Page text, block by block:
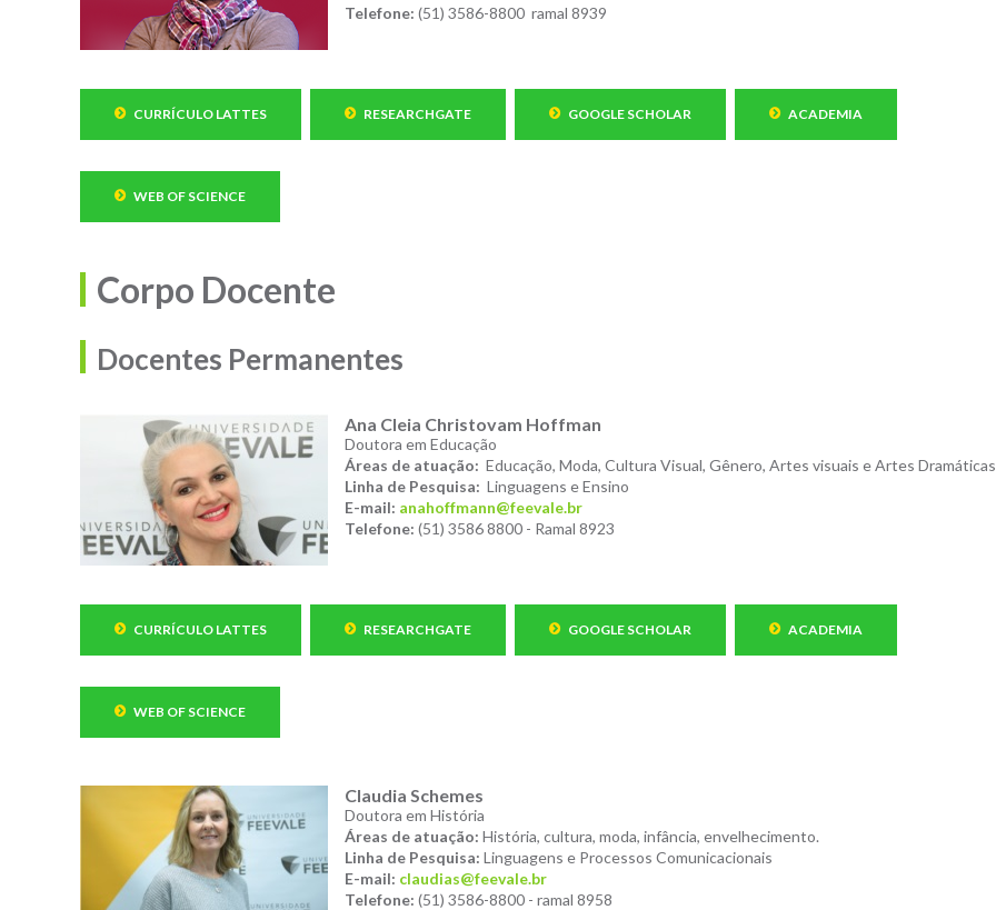
Telefone: (51) 3586-8800 ramal 8939
CURRÍCULO LATTES RESEARCHGATE GOOGLE SCHOLAR ACADEMIA
WEB OF SCIENCE
Corpo Docente
Docentes Permanentes
Ana Cleia Christovam Hoffman
Doutora em Educação
Áreas de atuação: Educação, Moda, Cultura Visual, Gênero, Artes visuais e Artes
Linha de Pesquisa: Linguagens e Ensino
E-mail: anahoffmann@feevale.br
Telefone: (51) 3586 8800 - Ramal 8923
CURRÍCULO LATTES RESEARCHGATE GOOGLE SCHOLAR ACADEMIA
WEB OF SCIENCE
Claudia Schemes
Doutora em História
Áreas de atuação: História, cultura, moda, infância, envelhecimento.
Linha de Pesquisa: Linguagens e Processos Comunicacionais
E-mail: claudias@feevale.br
Telefone: (51) 3586-8800 - ramal 8958